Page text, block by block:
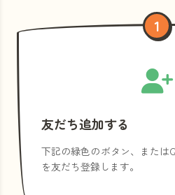
1
友だち追加する
下記の緑色のボタン、または
を友だち登録します。